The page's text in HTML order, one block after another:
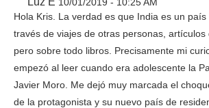
Hola Kris. La verdad es que India es un
través de viajes de otras personas, artículos
pero sobre todo libros. Precisamente mi
empezó al leer cuando era adolescente la
Javier Moro. Me dejó muy marcada el
de la protagonista y su nuevo país de